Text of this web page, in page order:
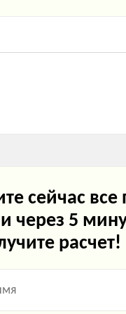
сейчас все
через 5
расчет!